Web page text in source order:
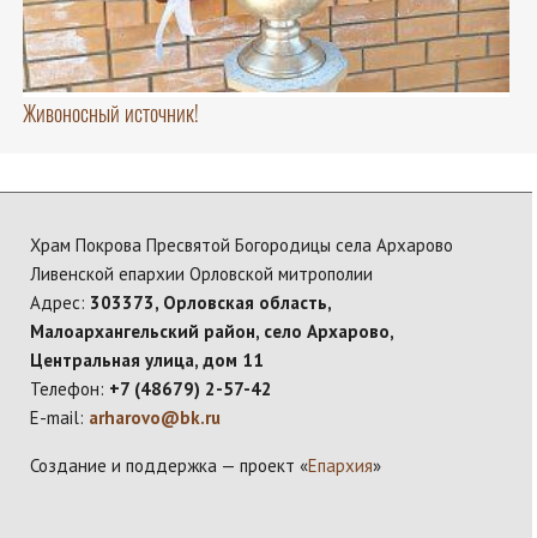
Живоносный источник!
Храм Покрова Пресвятой Богородицы села Архарово
Ливенской епархии Орловской митрополии
Адрес: 303373, Орловская область,
Малоархангельский район, село Архарово,
Центральная улица, дом 11
Телефон: +7 (48679) 2-57-42
E-mail: arharovo@bk.ru
Создание и поддержка — проект «Епархия»